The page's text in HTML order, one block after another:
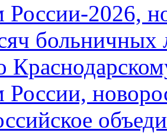
2026,
больничных
России,